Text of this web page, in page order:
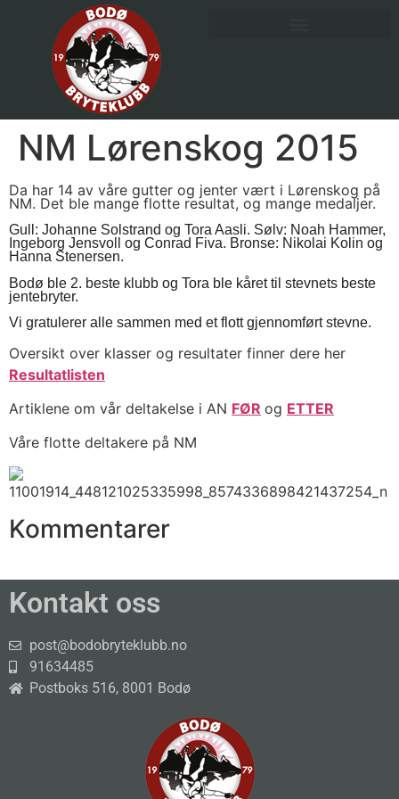
NM Lørenskog 2015
Da har 14 av våre gutter og jenter vært i Lørenskog på
NM. Det ble mange flotte resultat, og mange medaljer.
Gull: Johanne Solstrand og Tora Aasli. Sølv: Noah Hammer,
Ingeborg Jensvoll og Conrad Fiva. Bronse: Nikolai Kolin og
Hanna Stenersen.
Bodø ble 2. beste klubb og Tora ble kåret til stevnets beste
jentebryter.
Vi gratulerer alle sammen med et flott gjennomført stevne.
Oversikt over klasser og resultater finner dere her
Resultatlisten
Artiklene om vår deltakelse i AN FØR og ETTER
Våre flotte deltakere på NM
Kommentarer
Kontakt oss
post@bodobryteklubb.no
91634485
Postboks 516, 8001 Bodø